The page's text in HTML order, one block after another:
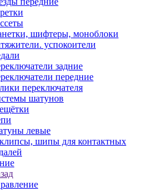
шифтеры, моноблоки
успокоители
задние
передние
переключателя
шатунов
левые
шипы для контактных